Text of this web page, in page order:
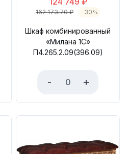
162 173.70₽ -30%
Шкаф комбинированный
«Милана 1С»
П4.265.2.09(396.09)
- +